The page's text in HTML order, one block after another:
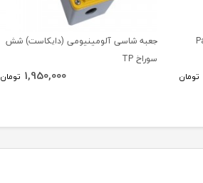
تومان
جعبه شاسی آلومینیومی (دایکاست) شش
سوراخ TP
1,950,000 تومان